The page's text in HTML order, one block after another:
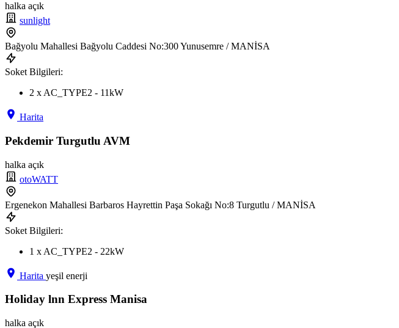
halka açık
sunlight
Bağyolu Mahallesi Bağyolu Caddesi No:300 Yunusemre / MANİSA
Soket Bilgileri:
2 x AC_TYPE2 - 11kW
Harita
Pekdemir Turgutlu AVM
halka açık
otoWATT
Ergenekon Mahallesi Barbaros Hayrettin Paşa Sokağı No:8 Turgutlu / MANİSA
Soket Bilgileri:
1 x AC_TYPE2 - 22kW
Harita yeşil enerji
Holiday lnn Express Manisa
halka açık